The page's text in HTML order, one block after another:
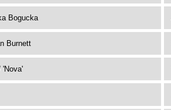
Bogucka
Burnett
'Nova'